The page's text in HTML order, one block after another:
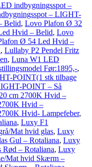
indbygningsspot –
– LIGHT-
Belid, Lovo Plafon Ø 32
Hvid – Belid, Lovo
Ø 54 Led Hvid –
, Lullaby P2 Pendel Fritz
, Luna W1 LED
Før:1895,-,
POINT(1 stk tilbage
POINT – Så
cm 2700K Hvid –
Hvid –
Hvid- Lampefeber,
, Luxy F1
Mat hvid glas, Luxy
Gul – Rotaliana, Luxy
– Rotaliana, Luxy
Mat hvid Skærm –